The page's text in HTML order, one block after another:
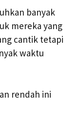
banyak
mereka yang
cantik tetapi
waktu
rendah ini